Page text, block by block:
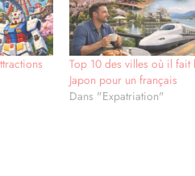
Top 10 des villes où il fait
Japon pour un français
Dans "Expatriation"